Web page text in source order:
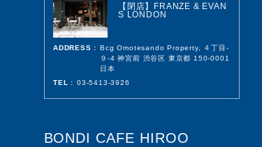
【閉店】FRANZE & EVAN
S LONDON
ADDRESS : Bcg Omotesando Property, ４丁目-
９-4 神宮前 渋谷区 東京都 150-0001
日本
TEL : 03-5413-3926
BONDI CAFE HIROO